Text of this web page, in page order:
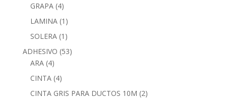
GRAPA (4)
LAMINA (1)
SOLERA (1)
ADHESIVO (53)
ARA (4)
CINTA (4)
CINTA GRIS PARA DUCTOS 10M (2)